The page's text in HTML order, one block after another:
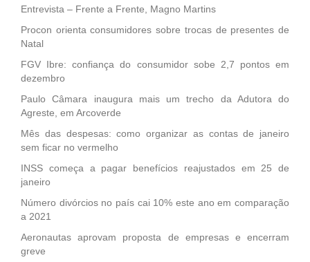
Entrevista – Frente a Frente, Magno Martins
Procon orienta consumidores sobre trocas de presentes de
Natal
FGV Ibre: confiança do consumidor sobe 2,7 pontos em
dezembro
Paulo Câmara inaugura mais um trecho da Adutora do
Agreste, em Arcoverde
Mês das despesas: como organizar as contas de janeiro
sem ficar no vermelho
INSS começa a pagar benefícios reajustados em 25 de
janeiro
Número divórcios no país cai 10% este ano em comparação
a 2021
Aeronautas aprovam proposta de empresas e encerram
greve